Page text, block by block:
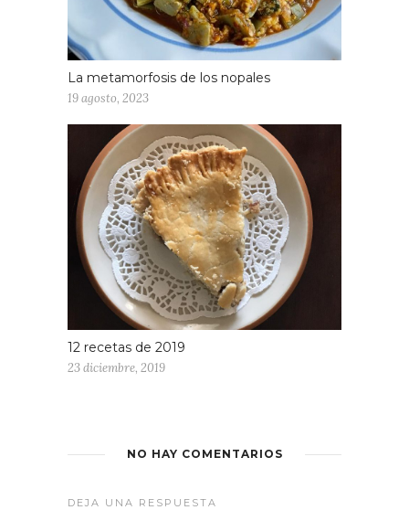
La metamorfosis de los nopales
19 agosto, 2023
12 recetas de 2019
23 diciembre, 2019
NO HAY COMENTARIOS
DEJA UNA RESPUESTA